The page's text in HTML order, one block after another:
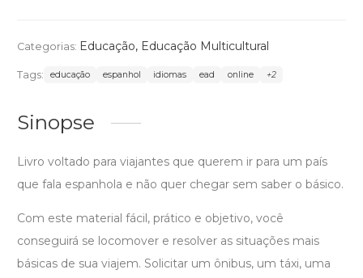
Categorias: Educação, Educação Multicultural
Tags: educação espanhol idiomas ead online +2
Sinopse
Livro voltado para viajantes que querem ir para um país
que fala espanhola e não quer chegar sem saber o básico.
Com este material fácil, prático e objetivo, você
conseguirá se locomover e resolver as situações mais
básicas de sua viajem. Solicitar um ônibus, um táxi, uma